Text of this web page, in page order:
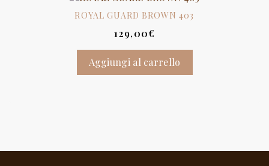
ROYAL GUARD BROWN 403
129,00€
Aggiungi al carrello